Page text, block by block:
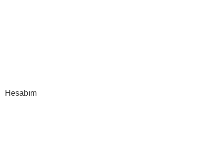
Hesabım